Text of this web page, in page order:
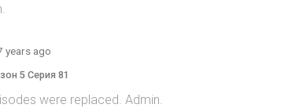
years ago
5 Серия 81
were replaced. Admin.